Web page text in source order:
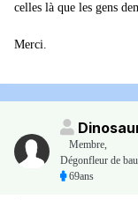
celles là que les gens
Merci.
Membre,
Dégonfleur de
69ans